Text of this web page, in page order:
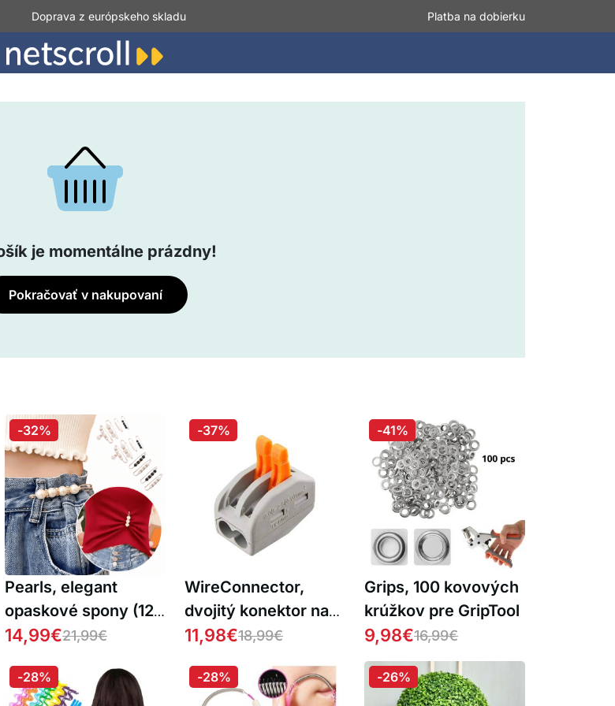
Doprava z európskeho skladu Platba na dobierku
je momentálne prázdny!
Pokračovať v nakupovaní
Pearls, elegant
opaskové spony (12
kusov)
14,99€21,99€
-32%
WireConnector,
dvojitý konektor na
káble (20 ks.)
11,98€18,99€
-37%
Grips, 100 kovových
krúžkov pre GripTool
9,98€16,99€
-41%
-28% -28% -26%